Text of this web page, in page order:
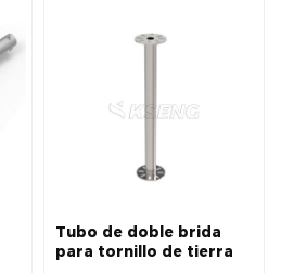
después de que el
Tubo de doble brida
para tornillo de tierra